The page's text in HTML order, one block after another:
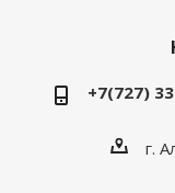
+7(727)
г.